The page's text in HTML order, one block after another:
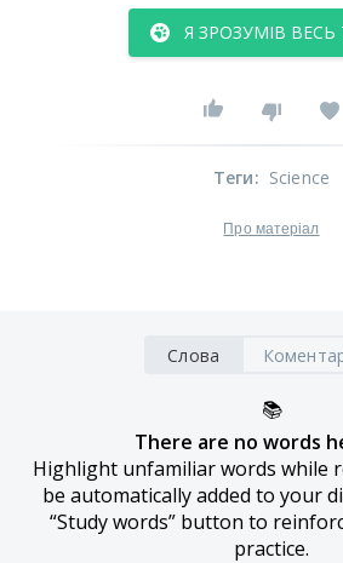
Я ЗРОЗУМІВ ВЕСЬ
Теги: Science
Про матеріал
Слова
📚
There are no words
Highlight unfamiliar words while
be automatically added to your
“Study words” button to
practice.